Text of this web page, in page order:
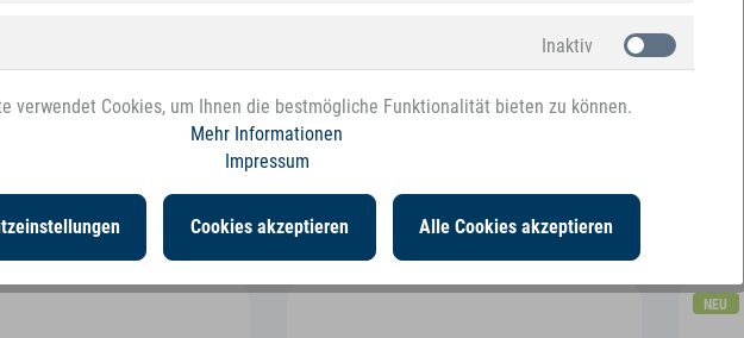
interessiert sein
NEU
Inaktiv
verwendet Cookies, um Ihnen die bestmögliche Funktionalität bieten zu können.
Mehr Informationen
Impressum
Cookies akzeptieren Alle Cookies akzeptieren